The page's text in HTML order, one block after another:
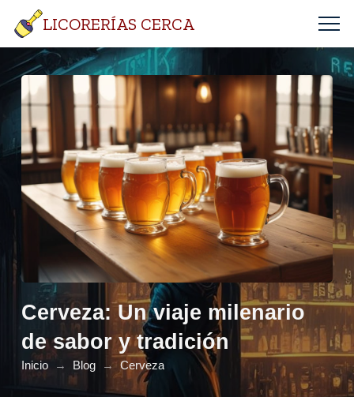
LICORERÍAS CERCA
Cerveza: Un viaje milenario
de sabor y tradición
Inicio → Blog → Cerveza